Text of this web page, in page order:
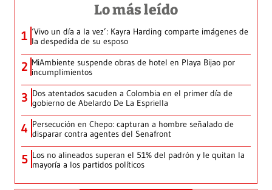
Lo más leído
1 ‘Vivo un día a la vez’: Kayra Harding comparte imágenes de
la despedida de su esposo
2 MiAmbiente suspende obras de hotel en Playa Bijao por
incumplimientos
3 Dos atentados sacuden a Colombia en el primer día de
gobierno de Abelardo De La Espriella
4 Persecución en Chepo: capturan a hombre señalado de
disparar contra agentes del Senafront
5 Los no alineados superan el 51% del padrón y le quitan la
mayoría a los partidos políticos